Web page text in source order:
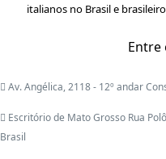
italianos no Brasil e
Entre
Av. Angélica, 2118 - 12º andar
Escritório de Mato Grosso Rua
Brasil